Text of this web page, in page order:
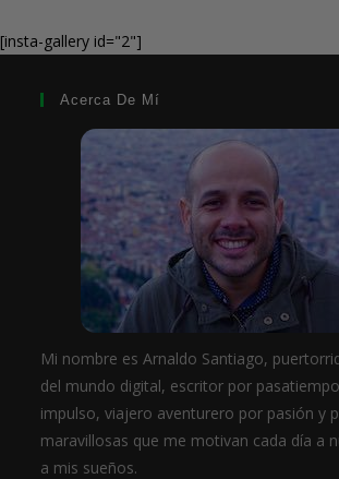
[insta-gallery id="2"]
Acerca De Mí
Mi nombre es Arnaldo Santiago,
del mundo digital, escritor por
impulso, viajero aventurero por pasión y
maravillosas que me motivan cada día a
a mis sueños.